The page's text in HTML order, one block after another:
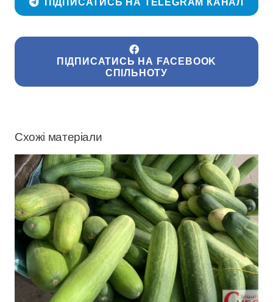
ПІДПИСАТИСЬ НА TELEGRAM КАНАЛ
ПІДПИСАТИСЬ НА FACEBOOK
СПІЛЬНОТУ
Схожі матеріали